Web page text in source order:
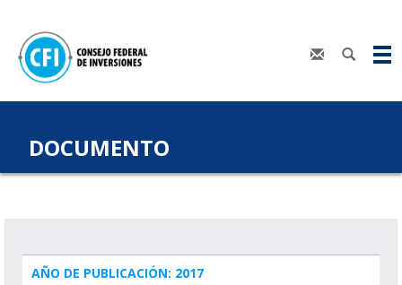
DOCUMENTO
AÑO DE PUBLICACIÓN: 2017